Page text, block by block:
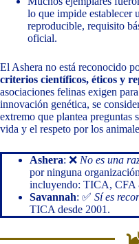
lo que impide establecer
reproducible, requisito
oficial.
El Ashera no está reconocido
criterios científicos, éticos y
asociaciones felinas exigen
innovación genética, se
extremo que plantea preguntas
vida y el respeto por los
Ashera: ❌ No es una
por ninguna
incluyendo: TICA, CFA
Savannah: ✅ Sí es
TICA desde 2001.